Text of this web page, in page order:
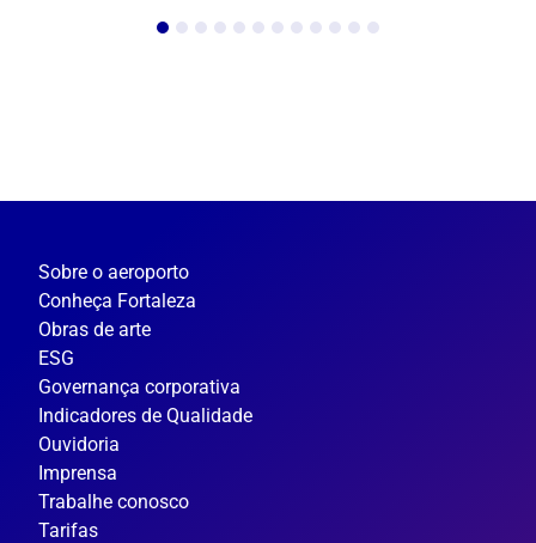
Sobre o aeroporto
Conheça Fortaleza
Obras de arte
ESG
Governança corporativa
Indicadores de Qualidade
Ouvidoria
Imprensa
Trabalhe conosco
Tarifas